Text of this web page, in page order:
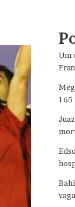
Um
165